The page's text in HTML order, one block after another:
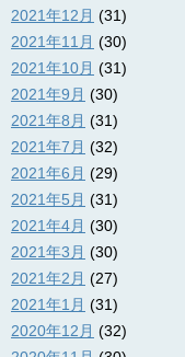
2021年12月 (31)
2021年11月 (30)
2021年10月 (31)
2021年9月 (30)
2021年8月 (31)
2021年7月 (32)
2021年6月 (29)
2021年5月 (31)
2021年4月 (30)
2021年3月 (30)
2021年2月 (27)
2021年1月 (31)
2020年12月 (32)